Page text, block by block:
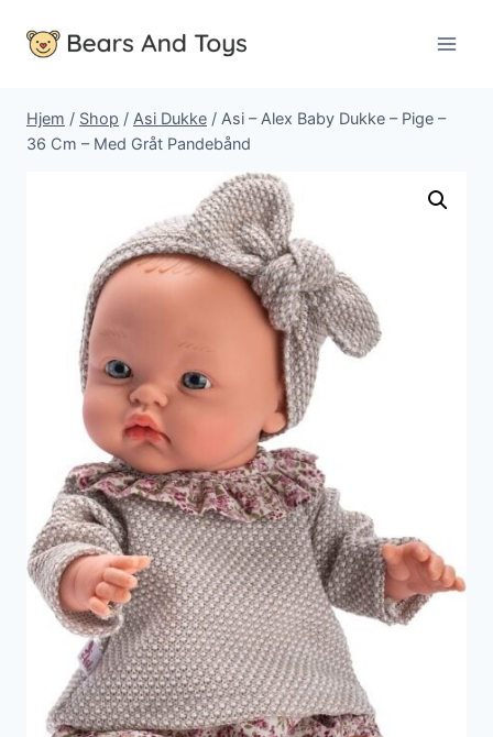
Hjem / Shop / Asi Dukke / Asi – Alex Baby Dukke – Pige –
36 Cm – Med Gråt Pandebånd